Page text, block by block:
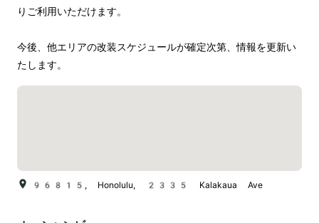
りご利用いただけます。
今後、他エリアの改装スケジュールが確定次第、情報を更新い
たします。
96815, Honolulu, 2335 Kalakaua Ave